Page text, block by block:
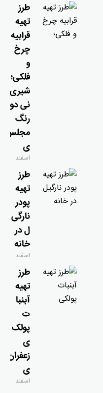
طرز
تهیه
قرابیه
چرخ
و
فلکی؛
شیری
نی دو
رنگ
مجلس
ی
اسفند
طرز
تهیه
پودر
نارگی
ل در
خانه
اسفند
طرز
تهیه
آبنبا
ت
پولک
ی
زعفران
ی
اسفند